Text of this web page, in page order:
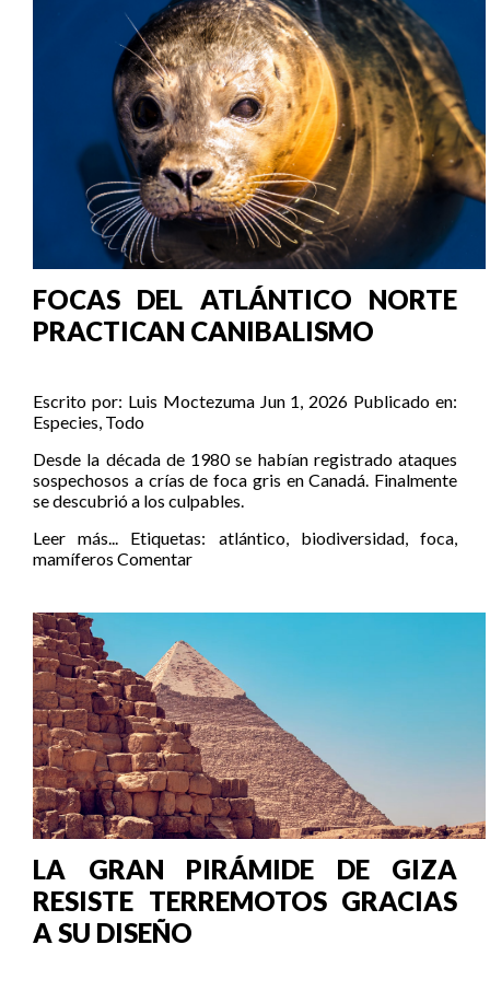
FOCAS DEL ATLÁNTICO NORTE
PRACTICAN CANIBALISMO
Escrito por: Luis Moctezuma Jun 1, 2026 Publicado en:
Especies, Todo
Desde la década de 1980 se habían registrado ataques
sospechosos a crías de foca gris en Canadá. Finalmente
se descubrió a los culpables.
Leer más...
Etiquetas: atlántico, biodiversidad,foca,
mamíferos Comentar
LA GRAN PIRÁMIDE DE GIZA
RESISTE TERREMOTOS GRACIAS
A SU DISEÑO